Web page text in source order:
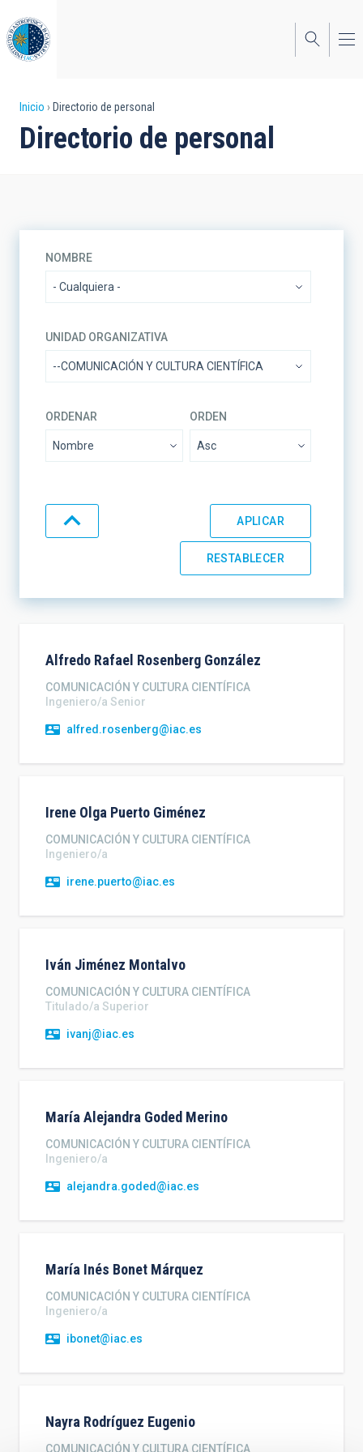
al
contenido
principal
Sobrescribir
enlaces
a
navegación
Inicio Directorio de personal
Directorio de personal
NOMBRE
UNIDAD ORGANIZATIVA
ORDENAR ORDEN
Alfredo Rafael Rosenberg González
COMUNICACIÓN Y CULTURA CIENTÍFICA
Ingeniero/a Senior
alfred.rosenberg@iac.es
Irene Olga Puerto Giménez
COMUNICACIÓN Y CULTURA CIENTÍFICA
Ingeniero/a
irene.puerto@iac.es
Iván Jiménez Montalvo
COMUNICACIÓN Y CULTURA CIENTÍFICA
Titulado/a Superior
ivanj@iac.es
María Alejandra Goded Merino
COMUNICACIÓN Y CULTURA CIENTÍFICA
Ingeniero/a
alejandra.goded@iac.es
María Inés Bonet Márquez
COMUNICACIÓN Y CULTURA CIENTÍFICA
Ingeniero/a
ibonet@iac.es
Nayra Rodríguez Eugenio
COMUNICACIÓN Y CULTURA CIENTÍFICA